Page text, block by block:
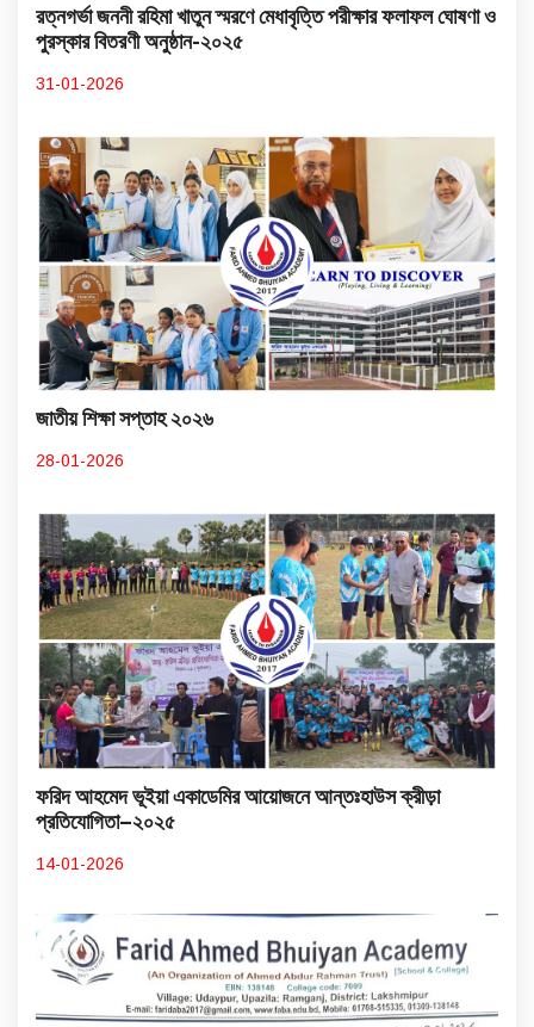
রত্নগর্ভা জননী রহিমা খাতুন স্মরণে মেধাবৃত্তি পরীক্ষার ফলাফল ঘোষণা ও
পুরস্কার বিতরণী অনুষ্ঠান-২০২৫
31-01-2026
জাতীয় শিক্ষা সপ্তাহ ২০২৬
28-01-2026
ফরিদ আহমেদ ভূইয়া একাডেমির আয়োজনে আন্তঃহাউস ক্রীড়া
প্রতিযোগিতা–২০২৫
14-01-2026